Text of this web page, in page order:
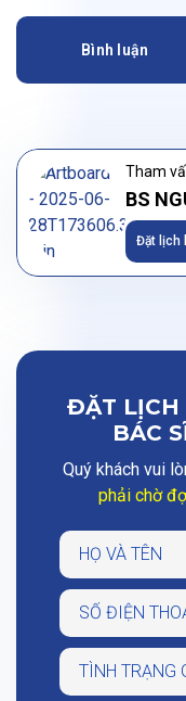
Bình luận
Tham
BS
Đặt lịch
ĐẶT LỊCH
BÁC
Quý khách vui
phải chờ